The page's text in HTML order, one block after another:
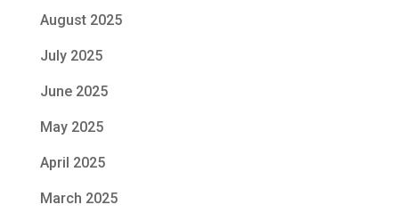
August 2025
July 2025
June 2025
May 2025
April 2025
March 2025